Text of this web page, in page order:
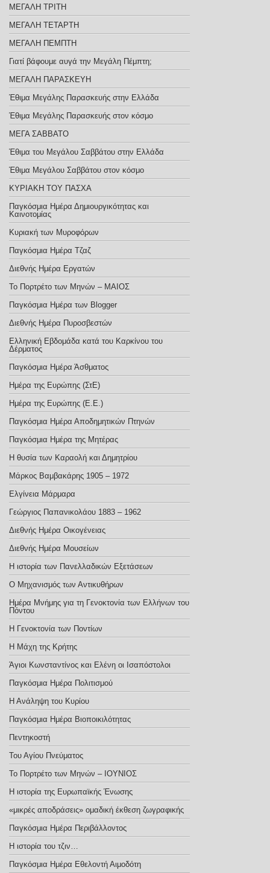
ΜΕΓΑΛΗ ΤΡΙΤΗ
ΜΕΓΑΛΗ ΤΕΤΑΡΤΗ
ΜΕΓΑΛΗ ΠΕΜΠΤΗ
Γιατί βάφουμε αυγά την Μεγάλη Πέμπτη;
ΜΕΓΑΛΗ ΠΑΡΑΣΚΕΥΗ
Έθιμα Μεγάλης Παρασκευής στην Ελλάδα
Έθιμα Μεγάλης Παρασκευής στον κόσμο
ΜΕΓΑ ΣΑΒΒΑΤΟ
Έθιμα του Μεγάλου Σαββάτου στην Ελλάδα
Έθιμα Μεγάλου Σαββάτου στον κόσμο
ΚΥΡΙΑΚΗ ΤΟΥ ΠΑΣΧΑ
Παγκόσμια Ημέρα Δημιουργικότητας και
Καινοτομίας
Κυριακή των Μυροφόρων
Παγκόσμια Ημέρα Τζαζ
Διεθνής Ημέρα Εργατών
Το Πορτρέτο των Μηνών – ΜΑΙΟΣ
Παγκόσμια Ημέρα των Blogger
Διεθνής Ημέρα Πυροσβεστών
Ελληνική Εβδομάδα κατά του Καρκίνου του
Δέρματος
Παγκόσμια Ημέρα Άσθματος
Ημέρα της Ευρώπης (ΣτΕ)
Ημέρα της Ευρώπης (E.E.)
Παγκόσμια Ημέρα Αποδημητικών Πτηνών
Παγκόσμια Ημέρα της Μητέρας
Η θυσία των Καραολή και Δημητρίου
Μάρκος Βαμβακάρης 1905 – 1972
Ελγίνεια Μάρμαρα
Γεώργιος Παπανικολάου 1883 – 1962
Διεθνής Ημέρα Οικογένειας
Διεθνής Ημέρα Μουσείων
Η ιστορία των Πανελλαδικών Εξετάσεων
Ο Μηχανισμός των Αντικυθήρων
Ημέρα Μνήμης για τη Γενοκτονία των Ελλήνων του
Πόντου
Η Γενοκτονία των Ποντίων
Η Μάχη της Κρήτης
Άγιοι Κωνσταντίνος και Ελένη οι Ισαπόστολοι
Παγκόσμια Ημέρα Πολιτισμού
Η Ανάληψη του Κυρίου
Παγκόσμια Ημέρα Βιοποικιλότητας
Πεντηκοστή
Του Αγίου Πνεύματος
Το Πορτρέτο των Μηνών – ΙΟΥΝΙΟΣ
Η ιστορία της Ευρωπαϊκής Ένωσης
«μικρές αποδράσεις» ομαδική έκθεση ζωγραφικής
Παγκόσμια Ημέρα Περιβάλλοντος
Η ιστορία του τζιν…
Παγκόσμια Ημέρα Εθελοντή Αιμοδότη